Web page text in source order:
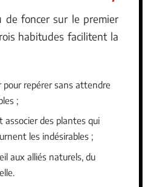
de foncer sur le premier
habitudes facilitent la
pour repérer sans attendre
;
associer des plantes qui
les indésirables ;
aux alliés naturels, du